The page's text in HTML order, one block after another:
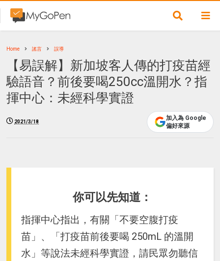
Home 謠言 誤導
【易誤解】新加坡客人傳的打疫苗經
驗語音？前後要喝250cc溫開水？指
揮中心：未經科學實證
2021/3/18
加入為 Google
偏好來源
你可以先知道：
指揮中心指出，有關「不要空腹打疫
苗」、「打疫苗前後要喝 250mL 的溫開
水」等說法未經科學實證，請民眾勿聽信